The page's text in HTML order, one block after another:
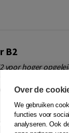
B2
hoger
lezen,
grammaticale
thema’s
Over de
We gebruiken
functies voor
analyseren. Ook